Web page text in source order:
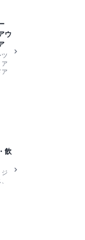
ウ
ツ
ア
ア
飲
ジ